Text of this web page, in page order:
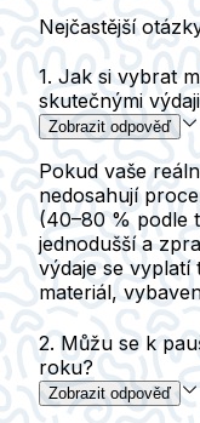
Nejčastější
1. Jak si vybrat
skutečnými
Zobrazit odpověď
Pokud vaše
nedosahují
(40–80 % podle
jednodušší a
výdaje se vyplatí
materiál,
2. Můžu se k
roku?
Zobrazit odpověď